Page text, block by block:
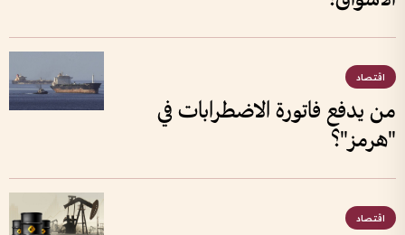
اقتصاد
من يدفع فاتورة الاضطرابات في
"هرمز"؟
اقتصاد